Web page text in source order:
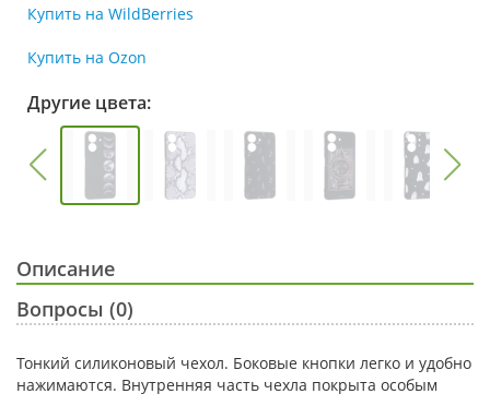
Купить на WildBerries
Купить на Ozon
Другие цвета:
Описание
Вопросы (0)
Тонкий силиконовый чехол. Боковые кнопки легко и удобно
нажимаются. Внутренняя часть чехла покрыта особым